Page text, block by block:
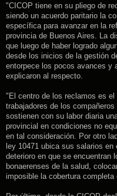
"CICOP tiene en su pliego de
siendo un acuerdo paritario la
específica para avanzar en la
provincia de Buenos Aires. La
que luego de haber logrado
desde los inicios de la gestión
entorpece los pocos avances y
explicaron al respecto.
"El centro de los reclamos es
trabajadores de los
sostienen con su labor diaria
provincial en condiciones no
en tal consideración. Por otro
ley 10471 ubica sus salarios
deterioro en que se encuentran
bonaerenses de la salud,
imposible la cobertura